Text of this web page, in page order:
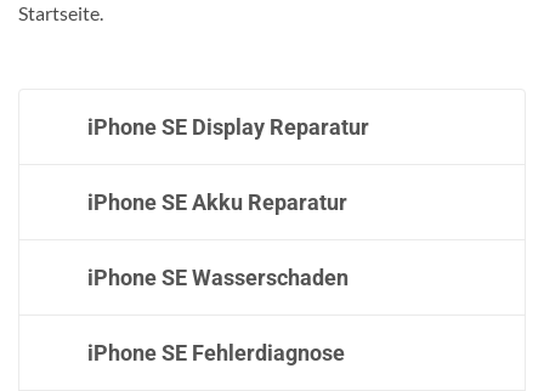
Startseite.
iPhone SE Display Reparatur
iPhone SE Akku Reparatur
iPhone SE Wasserschaden
iPhone SE Fehlerdiagnose